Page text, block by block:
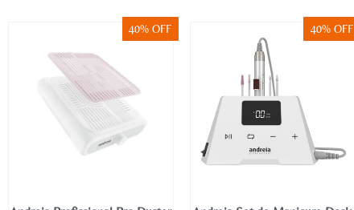
40% OFF 40% OFF